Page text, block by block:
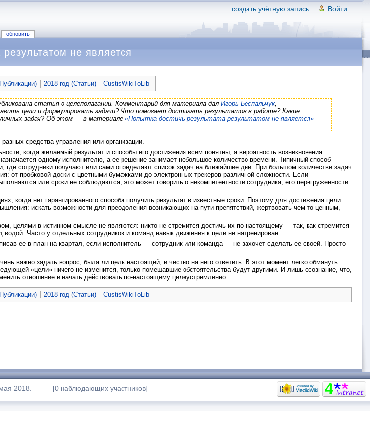
создать учётную запись Войти
обновить
не является
2018 год (Статьи) CustisWikiToLib
статья о целеполагании. Комментарий для материала дал Игорь Беспальчук,
цели и формулировать задачи? Что помогает достигать результатов в работе? Какие
задач? Об этом — в материале «Попытка достичь результата результатом не является»
средства управления или организации.
когда желаемый результат и способы его достижения всем понятны, а вероятность возникновения
одному исполнителю, а ее решение занимает небольшое количество времени. Типичный способ
где сотрудники получают или сами определяют список задач на ближайшие дни. При большом количестве задач
от пробковой доски с цветными бумажками до электронных трекеров различной сложности. Если
или сроки не соблюдаются, это может говорить о некомпетентности сотрудника, его перегруженности
когда нет гарантированного способа получить результат в известные сроки. Поэтому для достижения цели
искать возможности для преодоления возникающих на пути препятствий, жертвовать чем-то ценным,
целями в истинном смысле не являются: никто не стремится достичь их по-настоящему — так, как стремится
Часто у отдельных сотрудников и команд навык движения к цели не натренирован.
ее в план на квартал, если исполнитель — сотрудник или команда — не захочет сделать ее своей. Просто
важно задать вопрос, была ли цель настоящей, и честно на него ответить. В этот момент легко обмануть
«цели» ничего не изменится, только помешавшие обстоятельства будут другими. И лишь осознание, что,
отношение и начать действовать по-настоящему целеустремленно.
2018 год (Статьи) CustisWikiToLib
2018. [0 наблюдающих участников]